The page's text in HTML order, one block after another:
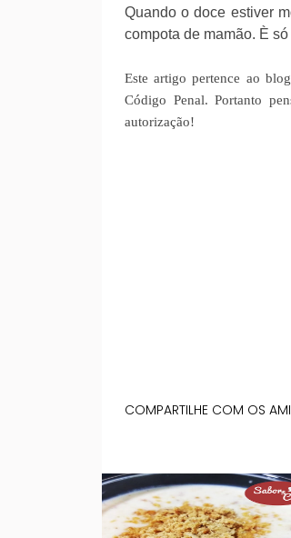
Quando o doce estiver
compota de mamão. È
Este artigo pertence ao
Código Penal. Portanto
autorização!
COMPARTILHE COM OS